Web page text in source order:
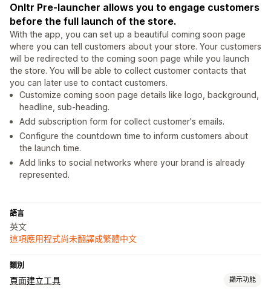
Onltr Pre-launcher allows you to engage customers
before the full launch of the store.
With the app, you can set up a beautiful coming soon page
where you can tell customers about your store. Your customers
will be redirected to the coming soon page while you launch
the store. You will be able to collect customer contacts that
you can later use to contact customers.
Customize coming soon page details like logo, background,
headline, sub-heading.
Add subscription form for collect customer's emails.
Configure the countdown time to inform customers about
the launch time.
Add links to social networks where your brand is already
represented.
語言
英文
這項應用程式尚未翻譯成繁體中文
類別
頁面建立工具 顯示功能